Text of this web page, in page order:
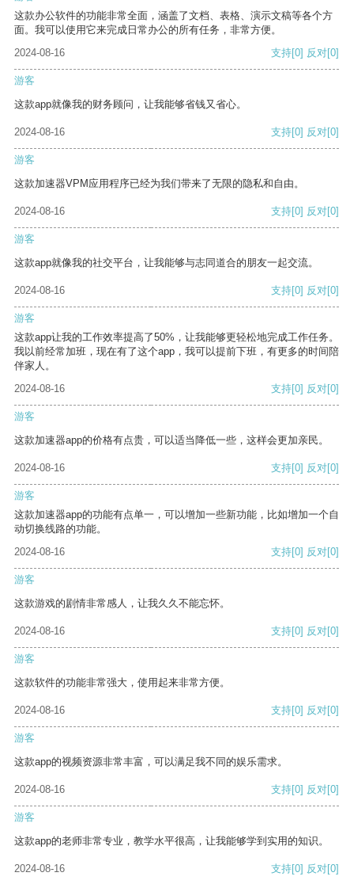
这款办公软件的功能非常全面，涵盖了文档、表格、演示文稿等各个方
面。我可以使用它来完成日常办公的所有任务，非常方便。
2024-08-16
支持[0] 反对[0]
游客
这款app就像我的财务顾问，让我能够省钱又省心。
2024-08-16 支持[0] 反对[0]
游客
这款加速器VPM应用程序已经为我们带来了无限的隐私和自由。
2024-08-16 支持[0] 反对[0]
游客
这款app就像我的社交平台，让我能够与志同道合的朋友一起交流。
2024-08-16 支持[0] 反对[0]
游客
这款app让我的工作效率提高了50%，让我能够更轻松地完成工作任务。
我以前经常加班，现在有了这个app，我可以提前下班，有更多的时间陪
伴家人。
2024-08-16
支持[0] 反对[0]
游客
这款加速器app的价格有点贵，可以适当降低一些，这样会更加亲民。
2024-08-16 支持[0] 反对[0]
游客
这款加速器app的功能有点单一，可以增加一些新功能，比如增加一个自
动切换线路的功能。
2024-08-16
支持[0] 反对[0]
游客
这款游戏的剧情非常感人，让我久久不能忘怀。
2024-08-16 支持[0] 反对[0]
游客
这款软件的功能非常强大，使用起来非常方便。
2024-08-16 支持[0] 反对[0]
游客
这款app的视频资源非常丰富，可以满足我不同的娱乐需求。
2024-08-16 支持[0] 反对[0]
游客
这款app的老师非常专业，教学水平很高，让我能够学到实用的知识。
2024-08-16 支持[0] 反对[0]